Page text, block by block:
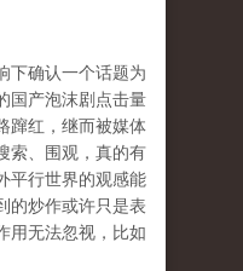
下确认一个话题为
国产泡沫剧点击量
蹿红，继而被媒体
索、围观，真的有
平行世界的观感能
的炒作或许只是表
用无法忽视，比如